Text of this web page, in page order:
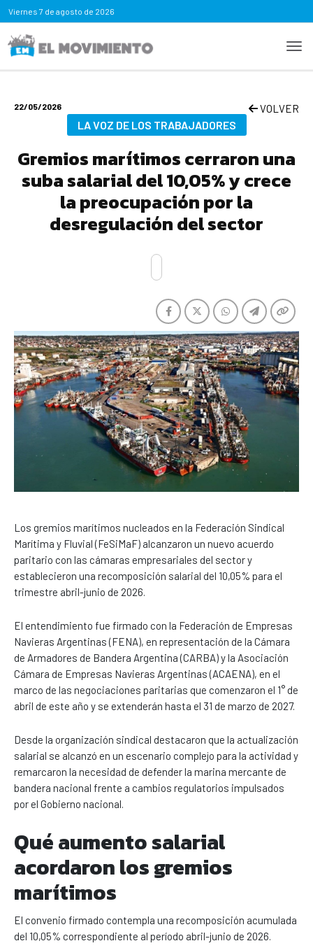
Viernes 7 de agosto de 2026
22/05/2026 VOLVER
LA VOZ DE LOS TRABAJADORES
Gremios marítimos cerraron una
suba salarial del 10,05% y crece
la preocupación por la
desregulación del sector
Los gremios marítimos nucleados en la Federación Sindical
Marítima y Fluvial (FeSiMaF) alcanzaron un nuevo acuerdo
paritario con las cámaras empresariales del sector y
establecieron una recomposición salarial del 10,05% para el
trimestre abril-junio de 2026.
El entendimiento fue firmado con la Federación de Empresas
Navieras Argentinas (FENA), en representación de la Cámara
de Armadores de Bandera Argentina (CARBA) y la Asociación
Cámara de Empresas Navieras Argentinas (ACAENA), en el
marco de las negociaciones paritarias que comenzaron el 1° de
abril de este año y se extenderán hasta el 31 de marzo de 2027.
Desde la organización sindical destacaron que la actualización
salarial se alcanzó en un escenario complejo para la actividad y
remarcaron la necesidad de defender la marina mercante de
bandera nacional frente a cambios regulatorios impulsados
por el Gobierno nacional.
Qué aumento salarial
acordaron los gremios
marítimos
El convenio firmado contempla una recomposición acumulada
del 10,05% correspondiente al período abril-junio de 2026.